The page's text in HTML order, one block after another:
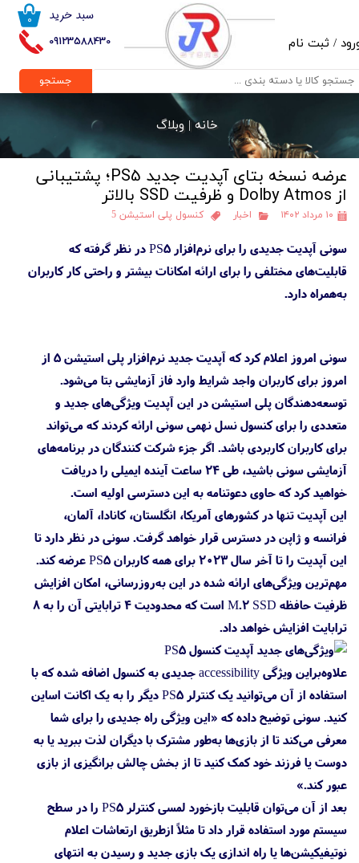
09123588430
۰ سبد خرید
/ ثبت نام
حساب کاربری من
تغییر گذر واژه
خروج از حساب کاربری
جستجو
خانه |وبلاگ
عرضه نسخه بتای آپدیت جدید PS5؛ پشتیبانی
از Dolby Atmos و ظرفیت SSD بالاتر
۱۰ مرداد ۱۴۰۲ اخبار کنسول پلی استیشن 5
سونی آپدیت جدیدی را برای نرم‌افزار PS5 در نظر گرفته که
قابلیت‌های مختلفی را برای ارائه امکانات بیشتر و راحتی کار کاربران
به‌همراه دارد.
سونی امروز اعلام کرد که آپدیت جدید نرم‌افزار پلی استیشن 5 از
امروز برای کاربران واجد شرایط وارد فاز آزمایشی بتا می‌شود.
توسعه‌دهندگان پلی استیشن در این آپدیت ویژگی‌های جدید و
متعددی را برای کنسول نسل نهمی سونی ارائه کردند که می‌تواند
برای کاربران کاربردی باشد. اگر جزء شرکت کنندگان در برنامه‌های
آزمایشی سونی باشید، طی ۲۴ ساعت آینده ایمیلی را دریافت
خواهید کرد که حاوی دعوتنامه به این دسترسی اولیه است.
این آپدیت تنها در کشورهای آمریکا، انگلستان، کانادا، آلمان،
فرانسه و ژاپن در دسترس قرار خواهد گرفت. سونی در نظر دارد تا
این آپدیت را تا آخر سال ۲۰۲۳ برای همه کاربران PS5 عرضه کند.
مهم‌ترین ویژگی‌های ارائه شده در این به‌روزرسانی، امکان افزایش
ظرفیت حافظه M.2 SSD است که محدودیت ۴ ترابایتی آن را به ۸
ترابایت افزایش خواهد داد.
علاوه‌براین ویژگی accessibility جدیدی به کنسول اضافه شده که با
استفاده از آن می‌توانید یک کنترلر PS5 دیگر را به یک اکانت اساین
کنید. سونی توضیح داده که «این ویژگی راه جدیدی را برای شما
معرفی می‌کند تا از بازی‌ها به‌طور مشترک با دیگران لذت ببرید یا به
دوست یا فرزند خود کمک کنید تا از بخش چالش برانگیزی از بازی
عبور کند.»
بعد از آن می‌توان قابلیت بازخورد لمسی کنترلر PS5 را در سطح
سیستم مورد استفاده قرار داد تا مثلاً ازطریق ارتعاشات اعلام
نوتیفیکیشن‌ها یا راه اندازی یک بازی جدید و رسیدن به انتهای